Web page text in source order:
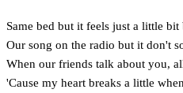
Same bed but it feels just a little
Our song on the radio but it don't
When our friends talk about you,
'Cause my heart breaks a little